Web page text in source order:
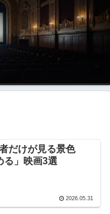
だけが見る景色
る」映画3選
2026.05.31